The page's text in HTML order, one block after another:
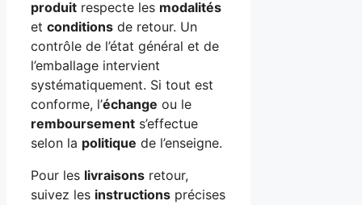
produit respecte les modalités
et conditions de retour. Un
contrôle de l’état général et de
l’emballage intervient
systématiquement. Si tout est
conforme, l’échange ou le
remboursement s’effectue
selon la politique de l’enseigne.
Pour les livraisons retour,
suivez les instructions précises